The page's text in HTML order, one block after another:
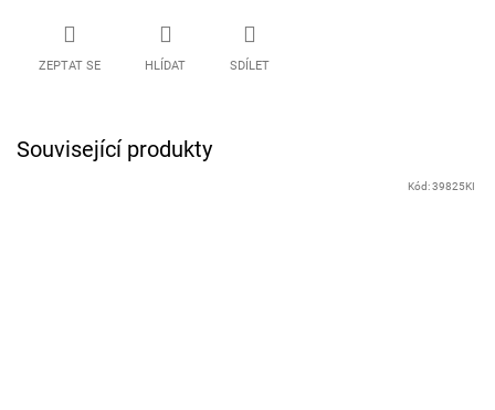
ZEPTAT SE HLÍDAT SDÍLET
Související produkty
Kód:39825KI